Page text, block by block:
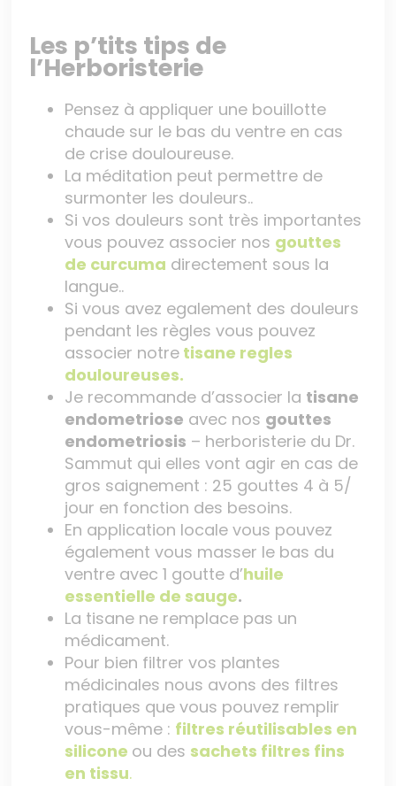
Les p’tits tips de
l’Herboristerie
Pensez à appliquer une bouillotte
chaude sur le bas du ventre en cas
de crise douloureuse.
La méditation peut permettre de
surmonter les douleurs..
Si vos douleurs sont très importantes
vous pouvez associer nos gouttes
de curcuma directement sous la
langue..
Si vous avez egalement des douleurs
pendant les règles vous pouvez
associer notre tisane regles
douloureuses.
Je recommande d’associer la tisane
endometriose avec nos gouttes
endometriosis – herboristerie du Dr.
Sammut qui elles vont agir en cas de
gros saignement : 25 gouttes 4 à 5/
jour en fonction des besoins.
En application locale vous pouvez
également vous masser le bas du
ventre avec 1 goutte d’huile
essentielle de sauge.
La tisane ne remplace pas un
médicament.
Pour bien filtrer vos plantes
médicinales nous avons des filtres
pratiques que vous pouvez remplir
vous-même : filtres réutilisables en
silicone ou des sachets filtres fins
en tissu.